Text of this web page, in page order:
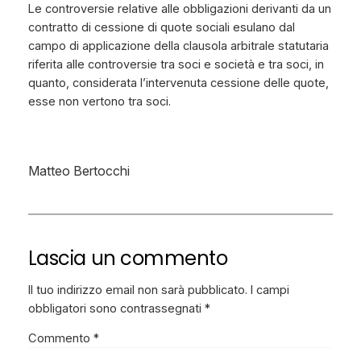
Le controversie relative alle obbligazioni derivanti da un
contratto di cessione di quote sociali esulano dal
campo di applicazione della clausola arbitrale statutaria
riferita alle controversie tra soci e società e tra soci, in
quanto, considerata l’intervenuta cessione delle quote,
esse non vertono tra soci.
Matteo Bertocchi
Lascia un commento
Il tuo indirizzo email non sarà pubblicato. I campi
obbligatori sono contrassegnati *
Commento *